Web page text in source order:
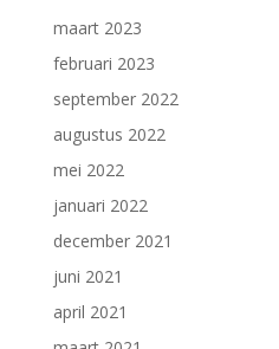
maart 2023
februari 2023
september 2022
augustus 2022
mei 2022
januari 2022
december 2021
juni 2021
april 2021